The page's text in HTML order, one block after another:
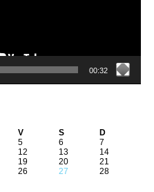
00:32
V S
D
5 6
7
12 13
14
19 20
21
26 27
28